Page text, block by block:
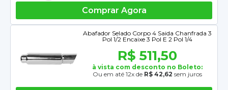
Comprar Agora
Abafador Selado Corpo 4 Saida Chanfrada 3
Pol 1/2 Encaixe 3 Pol E 2 Pol 1/4
R$ 511,50
à vista com desconto no Boleto:
Ou em até 12x de R$ 42,62 sem juros